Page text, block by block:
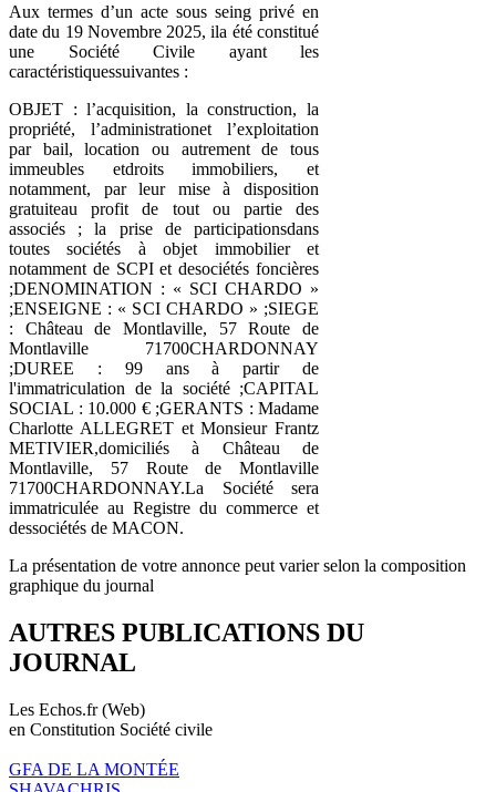
Aux termes d’un acte sous seing privé en
date du 19 Novembre 2025, ila été constitué
une Société Civile ayant les
caractéristiquessuivantes :
OBJET : l’acquisition, la construction, la
propriété, l’administrationet l’exploitation
par bail, location ou autrement de tous
immeubles etdroits immobiliers, et
notamment, par leur mise à disposition
gratuiteau profit de tout ou partie des
associés ; la prise de participationsdans
toutes sociétés à objet immobilier et
notamment de SCPI et desociétés foncières
;DENOMINATION : « SCI CHARDO »
;ENSEIGNE : « SCI CHARDO » ;SIEGE
: Château de Montlaville, 57 Route de
Montlaville 71700CHARDONNAY
;DUREE : 99 ans à partir de
l'immatriculation de la société ;CAPITAL
SOCIAL : 10.000 € ;GERANTS : Madame
Charlotte ALLEGRET et Monsieur Frantz
METIVIER,domiciliés à Château de
Montlaville, 57 Route de Montlaville
71700CHARDONNAY.La Société sera
immatriculée au Registre du commerce et
dessociétés de MACON.
La présentation de votre annonce peut varier selon la composition
graphique du journal
AUTRES PUBLICATIONS DU
JOURNAL
Les Echos.fr (Web)
en Constitution Société civile
GFA DE LA MONTÉE